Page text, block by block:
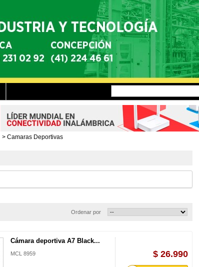
> Camaras Deportivas
Ordenar por
Cámara deportiva A7 Black...
MCL 8959 $ 26.990